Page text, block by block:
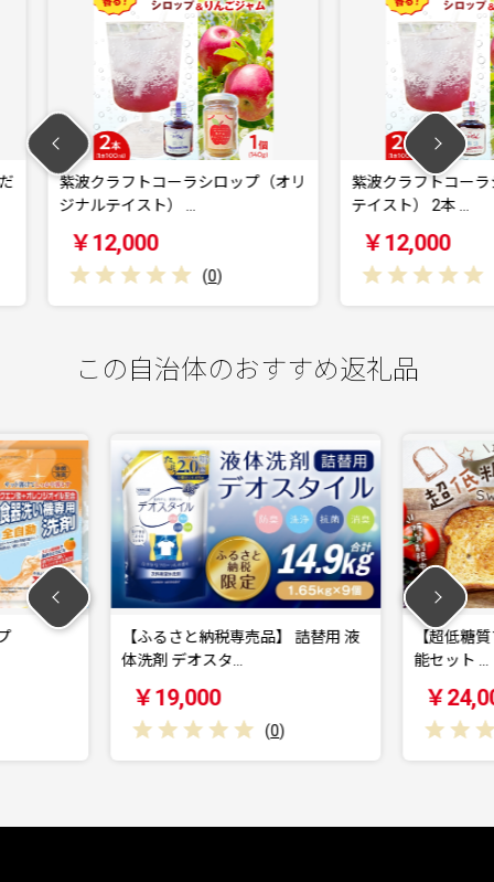
ロップ（オリ
紫波クラフトコーラシロップ（黄昏
テイスト） 2本 …
￥12,000
紫波ク
まりテ
￥
この自治体のおすすめ返礼品
品】 詰替用 液
【超低糖質ブランパン】 Switch 堪
能セット …
￥24,000
【
レ